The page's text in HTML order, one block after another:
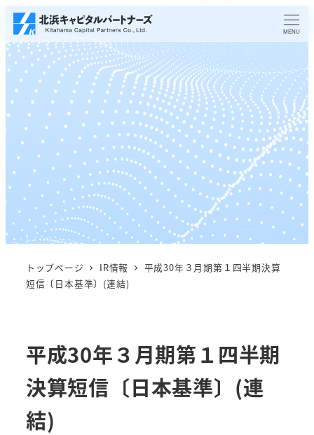
メ
イ
ン
コ
ン
テ
ン
へ
移
MENU
トップページ IR情報
平成30年３月期第１四半期決算
短信〔日本基準〕(連結)
平成30年３月期第１四半期
決算短信〔日本基準〕(連
結)